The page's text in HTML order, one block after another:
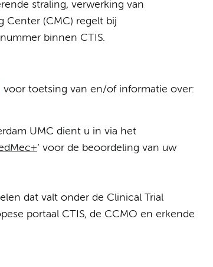
straling, verwerking van
Center (CMC) regelt bij
binnen CTIS.
voor toetsing van en/of informatie over:
UMC dient u in via het
’ voor de beoordeling van uw
dat valt onder de Clinical Trial
portaal CTIS, de CCMO en erkende